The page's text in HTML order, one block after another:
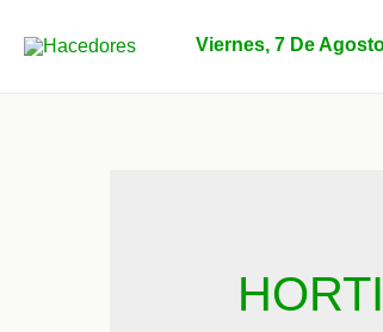
Viernes, 7 De